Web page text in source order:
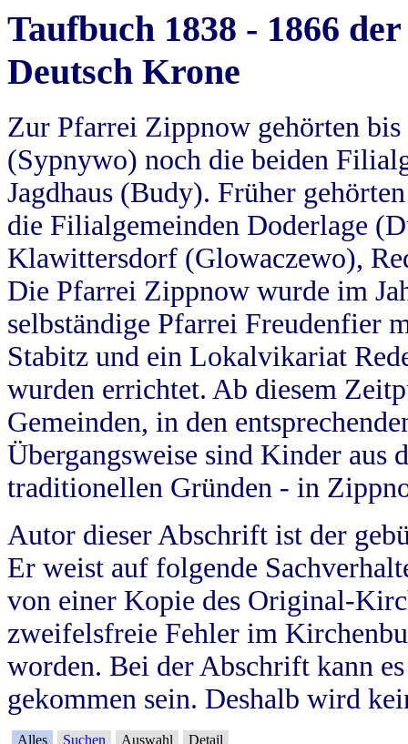
Taufbuch 1838 - 1866
Deutsch Krone
Zur Pfarrei Zippnow gehörten
(Sypnywo) noch die beiden
Jagdhaus (Budy). Früher
die Filialgemeinden Doderlage
Klawittersdorf (Glowaczewo),
Die Pfarrei Zippnow wurde im
selbständige Pfarrei Freudenfier
Stabitz und ein Lokalvikariat
wurden errichtet. Ab diesem
Gemeinden, in den
Übergangsweise sind Kinder aus
traditionellen Gründen - in
Autor dieser Abschrift ist der
Er weist auf folgende
von einer Kopie des Original-
zweifelsfreie Fehler im
worden. Bei der Abschrift kann
gekommen sein. Deshalb wird
Alles Suchen Auswahl Detail